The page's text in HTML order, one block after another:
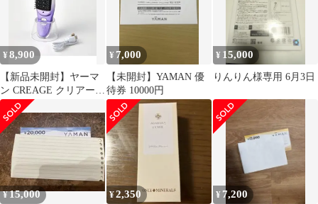
¥8,900
【新品未開封】ヤーマ
ン CREAGE クリアージ
ュ グロウブラシ EMS
美容器
¥ 7,000
【未開封】YAMAN 優
待券 10000円
¥ 15,000
りんりん様専用 6月3日
¥15,000 ¥2,350 ¥ 7,200